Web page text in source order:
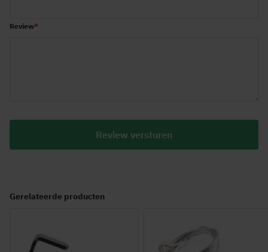
Review
Review versturen
Gerelateerde producten